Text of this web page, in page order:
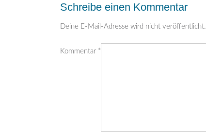
Schreibe einen Kommentar
Deine E-Mail-Adresse wird nicht veröffentlicht.
Kommentar *